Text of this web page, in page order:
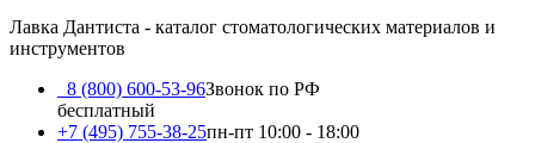
Лавка Дантиста - каталог стоматологических материалов и
инструментов
8 (800) 600-53-96Звонок по РФ
бесплатный
+7 (495) 755-38-25пн-пт 10:00 - 18:00